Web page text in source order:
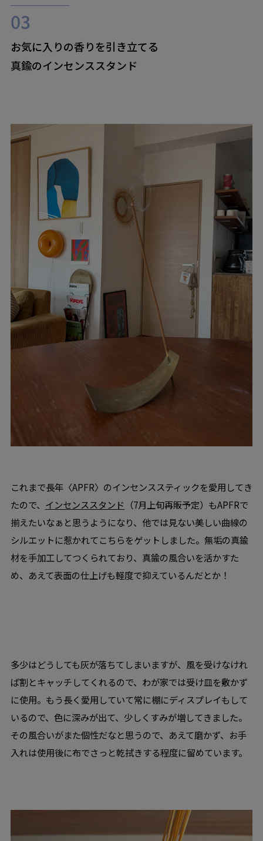
お気に入りの香りを引き立てる
真鍮のインセンススタンド
これまで長年〈APFR〉のインセンススティックを愛用してき
たので、 インセンススタンド （7月上旬再販予定）もAPFRで
揃えたいなぁと思うようになり、他では見ない美しい曲線の
シルエットに惹かれてこちらをゲットしました。無垢の真鍮
材を手加工してつくられており、真鍮の風合いを活かすた
め、あえて表面の仕上げも軽度で抑えているんだとか！
多少はどうしても灰が落ちてしまいますが、風を受けなけれ
ば割とキャッチしてくれるので、わが家では受け皿を敷かず
に使用。もう長く愛用していて常に棚にディスプレイもして
いるので、色に深みが出て、少しくすみが増してきました。
その風合いがまた個性だなと思うので、あえて磨かず、お手
入れは使用後に布でさっと乾拭きする程度に留めています。